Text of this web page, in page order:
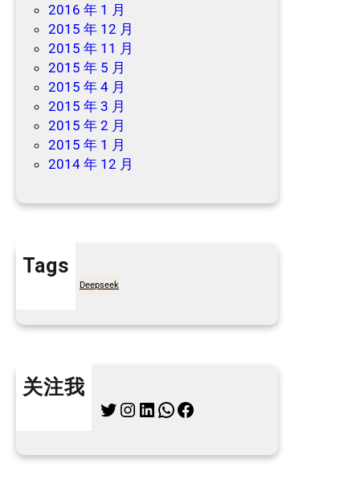
2016 年 1 月
2015 年 12 月
2015 年 11 月
2015 年 5 月
2015 年 4 月
2015 年 3 月
2015 年 2 月
2015 年 1 月
2014 年 12 月
Tags
Deepseek
关注我
Twitter Instagram LinkedIn WhatsApp Facebook